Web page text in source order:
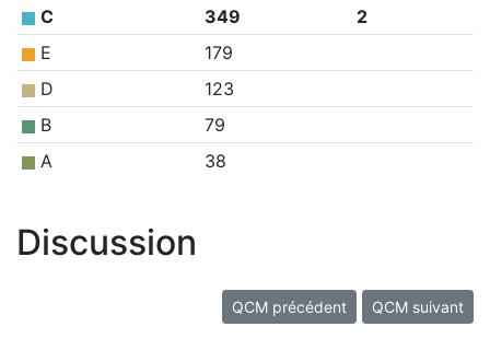
C
349
2
E
179
D
123
B
79
A
38
Discussion
QCM précédent QCM suivant